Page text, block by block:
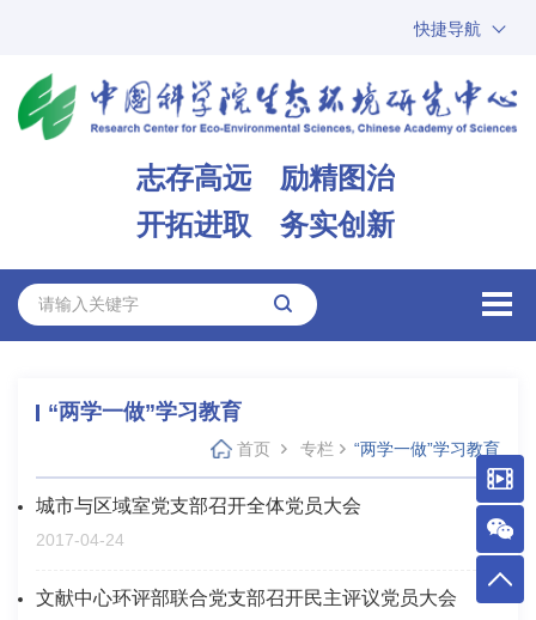
快捷导航
ARP
邮箱
志存高远 励精图治
开拓进取 务实创新
“两学一做”学习教育
首页 专栏 “两学一做”学习教育
城市与区域室党支部召开全体党员大会
2017-04-24
文献中心环评部联合党支部召开民主评议党员大会